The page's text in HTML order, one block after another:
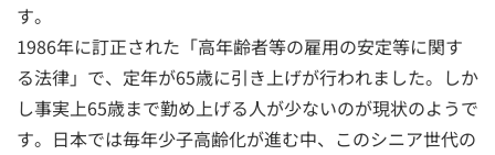
す。
1986年に訂正された「高年齢者等の雇用の安定等に関す
る法律」で、定年が65歳に引き上げが行われました。しか
し事実上65歳まで勤め上げる人が少ないのが現状のようで
す。日本では毎年少子高齢化が進む中、このシニア世代の